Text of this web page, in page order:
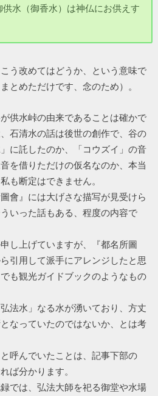
水（御香水）は神仏にお供えす
う改めてはどうか、という意味で
とめただけです、念のため）。
供水峠の由来であることは確かで
石清水の話は後世の創作で、谷の
に託したのか、「コウズイ」の音
を借りただけの仮名なのか、本当
も断定はできません。
會』には大げさな描写が見受けら
いった話もある、程度の内容で
し上げていますが、『都名所圖
引用して派手にアレンジしたと思
も観光ガイドブックのようなもの
法水」なる水が湧いており、方丈
なっていたのではないか、とは考
呼んでいたことは、記事下部の
ば分かります。
では、弘法大師を祀る御堂や水場